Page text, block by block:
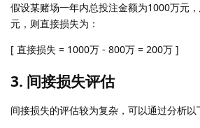
假设某赌场一年内总投注金额为1000万元
元，则直接损失为：
[ 直接损失 = 1000万 - 800万 = 200万 ]
3. 间接损失评估
间接损失的评估较为复杂，可以通过分析以